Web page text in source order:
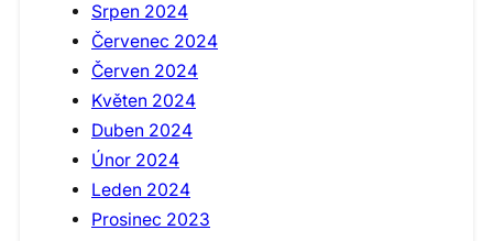
Srpen 2024
Červenec 2024
Červen 2024
Květen 2024
Duben 2024
Únor 2024
Leden 2024
Prosinec 2023